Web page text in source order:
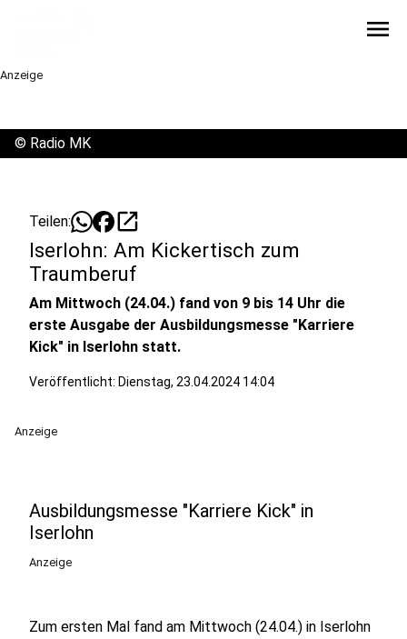
menu
Anzeige
© Radio MK
Teilen: open_in_new
Iserlohn: Am Kickertisch zum
Traumberuf
Am Mittwoch (24.04.) fand von 9 bis 14 Uhr die
erste Ausgabe der Ausbildungsmesse "Karriere
Kick" in Iserlohn statt.
Veröffentlicht: Dienstag, 23.04.2024 14:04
Anzeige
Ausbildungsmesse "Karriere Kick" in
Iserlohn
Anzeige
Zum ersten Mal fand am Mittwoch (24.04.) in Iserlohn